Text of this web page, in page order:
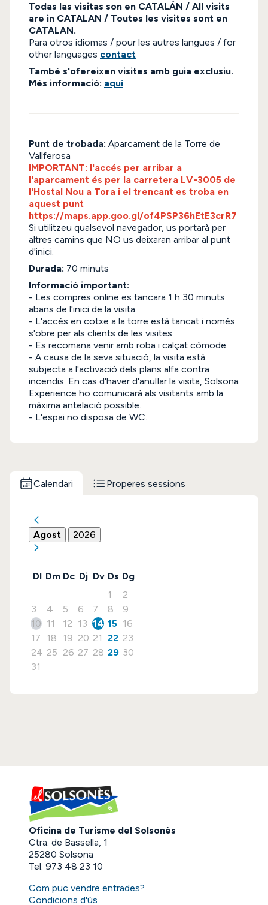
Todas las visitas son en CATALÁN / All visits
are in CATALAN / Toutes les visites sont en
CATALAN.
Para otros idiomas / pour les autres langues / for
other languages contact
També s'ofereixen visites amb guia exclusiu.
Més informació: aquí
Punt de trobada: Aparcament de la Torre de
Vallferosa
IMPORTANT: l'accés per arribar a
l'aparcament és per la carretera LV-3005 de
l'Hostal Nou a Tora i el trencant es troba en
aquest punt
https://maps.app.goo.gl/of4PSP36hEtE3crR7
Si utilitzeu qualsevol navegador, us portarà per
altres camins que NO us deixaran arribar al punt
d'inici.
Durada: 70 minuts
Informació important:
- Les compres online es tancara 1 h 30 minuts
abans de l'inici de la visita.
- L'accés en cotxe a la torre està tancat i només
s'obre per als clients de les visites.
- Es recomana venir amb roba i calçat còmode.
- A causa de la seva situació, la visita està
subjecta a l'activació dels plans alfa contra
incendis. En cas d'haver d'anul·lar la visita, Solsona
Experience ho comunicarà als visitants amb la
màxima antelació possible.
- L'espai no disposa de WC.
Calendari Properes sessions
Agost 2026
Dl Dm Dc Dj Dv Ds Dg
1
2
3
4 5 6 7 8
9
10 11 12 13 14 15 16
17
18 19 20 21 22 23
24 25 26 27 28 29 30
31
Oficina de Turisme del Solsonès
Ctra. de Bassella, 1
25280 Solsona
Tel. 973 48 23 10
Com puc vendre entrades?
Condicions d'ús